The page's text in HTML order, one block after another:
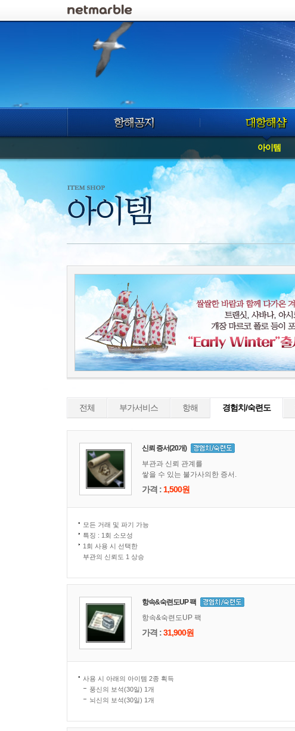
아이템
전체 부가서비스 항해 경험치/숙련도
신뢰 증서(20개)
부관과 신뢰 관계를
쌓을 수 있는 불가사의한 증서.
가격 :1,500원
모든 거래 및 파기 가능
특징 : 1회 소모성
1회 사용 시 선택한
부관의 신뢰도 1 상승
항속&숙련도UP 팩
항속&숙련도UP 팩
가격 :31,900원
사용 시 아래의 아이템 2종 획득
풍신의 보석(30일) 1개
뇌신의 보석(30일) 1개